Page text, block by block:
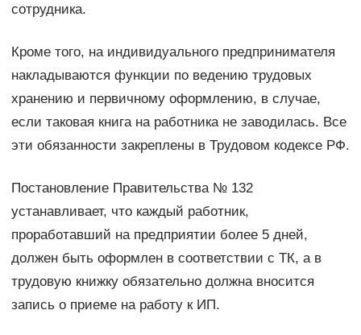
сотрудника.
Кроме того, на индивидуального предпринимателя
накладываются функции по ведению трудовых
хранению и первичному оформлению, в случае,
если таковая книга на работника не заводилась. Все
эти обязанности закреплены в Трудовом кодексе РФ.
Постановление Правительства № 132
устанавливает, что каждый работник,
проработавший на предприятии более 5 дней,
должен быть оформлен в соответствии с ТК, а в
трудовую книжку обязательно должна вносится
запись о приеме на работу к ИП.